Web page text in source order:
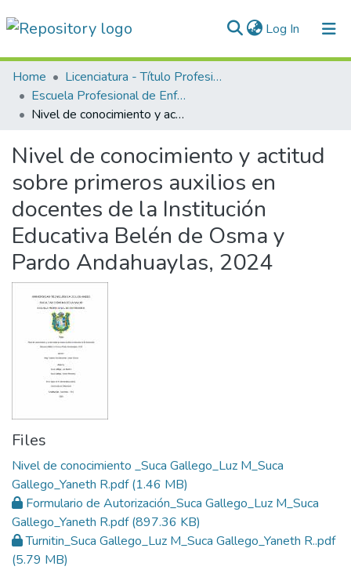
Log In (current)
Communities & Collections
All of DSpace
Normativas
Home
Licenciatura - Título Profesional
Escuela Profesional de Enfermería
Nivel de conocimiento y actitud sobre primeros auxilios en docentes de la Institución Educativa Belén de Osma y Pardo Andahuaylas, 2024
Nivel de conocimiento y actitud
sobre primeros auxilios en
docentes de la Institución
Educativa Belén de Osma y
Pardo Andahuaylas, 2024
Files
Nivel de conocimiento _Suca Gallego_Luz M_Suca
Gallego_Yaneth R.pdf(1.46 MB)
Formulario de Autorización_Suca Gallego_Luz M_Suca
Gallego_Yaneth R.pdf(897.36 KB)
Turnitin_Suca Gallego_Luz M_Suca Gallego_Yaneth R..pdf
(5.79 MB)